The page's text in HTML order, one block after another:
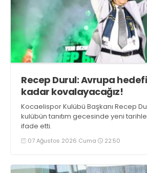
Recep Durul: Avrupa
kadar kovalayacağız!
Kocaelispor Kulübü Başkanı Recep
kulübün tanıtım gecesinde yeni
ifade etti.
07 Ağustos 2026 Cuma 22:50